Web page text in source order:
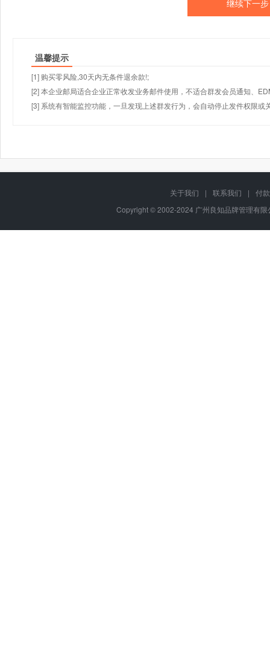
温馨提示
[1] 购买零风险,30天内无条件退余款!;
[2] 本企业邮局适合企业正常收发业务邮件使用，不适合群发会员通知、
[3] 系统有智能监控功能，一旦发现上述群发行为，会自动停止发件权限或
关于我们 | 联系我们 |
付
Copyright © 2002-2024 广州良知品牌管理有